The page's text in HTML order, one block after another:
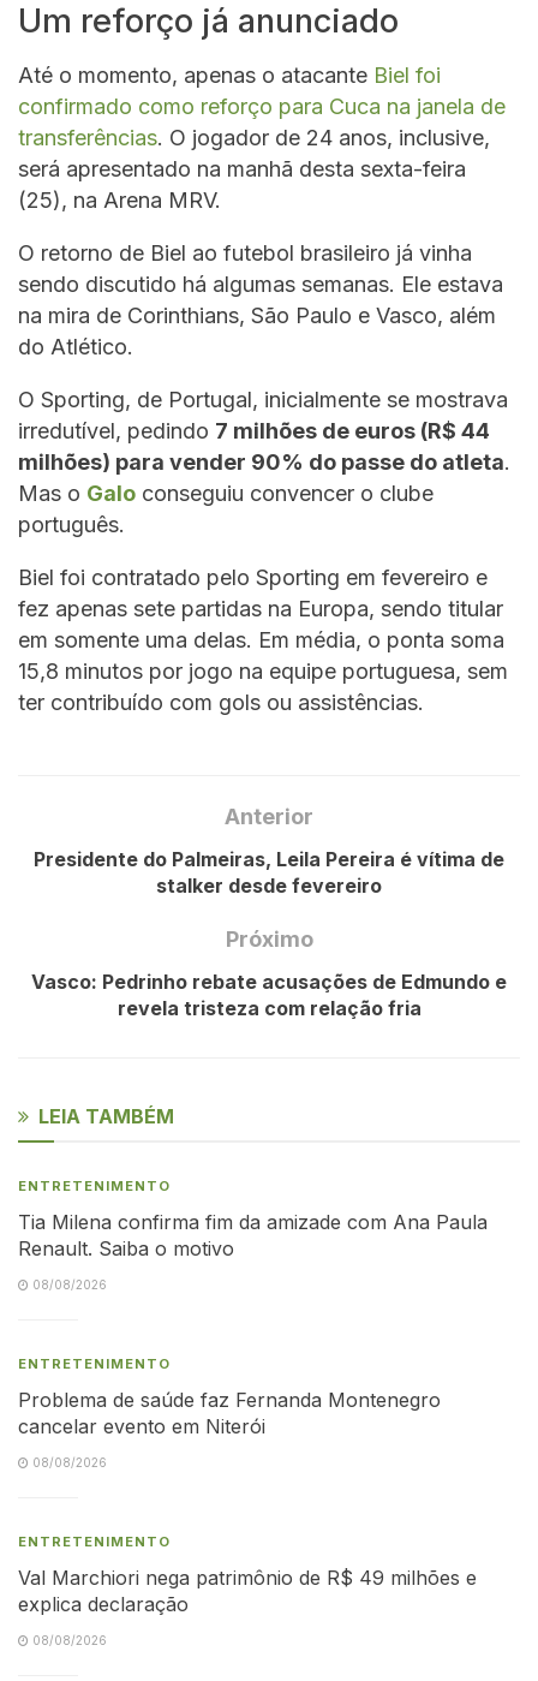
Um reforço já anunciado
Até o momento, apenas o atacante Biel foi
confirmado como reforço para Cuca na janela de
transferências. O jogador de 24 anos, inclusive,
será apresentado na manhã desta sexta-feira
(25), na Arena MRV.
O retorno de Biel ao futebol brasileiro já vinha
sendo discutido há algumas semanas. Ele estava
na mira de Corinthians, São Paulo e Vasco, além
do Atlético.
O Sporting, de Portugal, inicialmente se mostrava
irredutível, pedindo 7 milhões de euros (R$ 44
milhões) para vender 90% do passe do atleta.
Mas o Galo conseguiu convencer o clube
português.
Biel foi contratado pelo Sporting em fevereiro e
fez apenas sete partidas na Europa, sendo titular
em somente uma delas. Em média, o ponta soma
15,8 minutos por jogo na equipe portuguesa, sem
ter contribuído com gols ou assistências.
Anterior
Presidente do Palmeiras, Leila Pereira é vítima de
stalker desde fevereiro
Próximo
Vasco: Pedrinho rebate acusações de Edmundo e
revela tristeza com relação fria
LEIA TAMBÉM
ENTRETENIMENTO
Tia Milena confirma fim da amizade com Ana Paula
Renault. Saiba o motivo
08/08/2026
ENTRETENIMENTO
Problema de saúde faz Fernanda Montenegro
cancelar evento em Niterói
08/08/2026
ENTRETENIMENTO
Val Marchiori nega patrimônio de R$ 49 milhões e
explica declaração
08/08/2026